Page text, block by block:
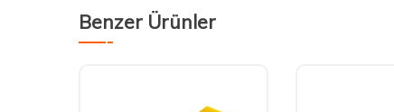
Benzer Ürünler